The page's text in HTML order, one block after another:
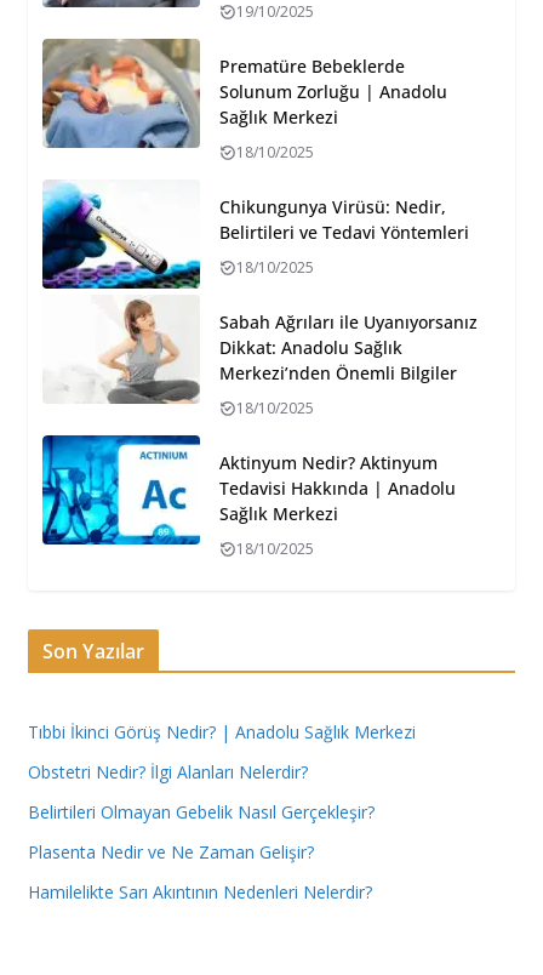
19/10/2025
Prematüre Bebeklerde
Solunum Zorluğu | Anadolu
Sağlık Merkezi
18/10/2025
Chikungunya Virüsü: Nedir,
Belirtileri ve Tedavi Yöntemleri
18/10/2025
Sabah Ağrıları ile Uyanıyorsanız
Dikkat: Anadolu Sağlık
Merkezi’nden Önemli Bilgiler
18/10/2025
Aktinyum Nedir? Aktinyum
Tedavisi Hakkında | Anadolu
Sağlık Merkezi
18/10/2025
Son Yazılar
Tıbbi İkinci Görüş Nedir? | Anadolu Sağlık Merkezi
Obstetri Nedir? İlgi Alanları Nelerdir?
Belirtileri Olmayan Gebelik Nasıl Gerçekleşir?
Plasenta Nedir ve Ne Zaman Gelişir?
Hamilelikte Sarı Akıntının Nedenleri Nelerdir?